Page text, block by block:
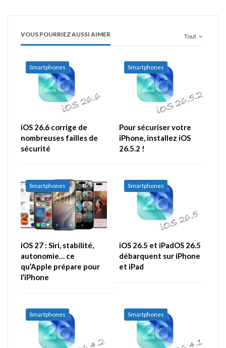
Tout
VOUS POURRIEZ AUSSI AIMER
Smartphones
iOS 26.6 corrige de
nombreuses failles de
sécurité
Smartphones
Pour sécuriser votre
iPhone, installez iOS
26.5.2 !
Smartphones
iOS 27 : Siri, stabilité,
autonomie… ce
qu’Apple prépare pour
l’iPhone
Smartphones
iOS 26.5 et iPadOS 26.5
débarquent sur iPhone
et iPad
Smartphones Smartphones